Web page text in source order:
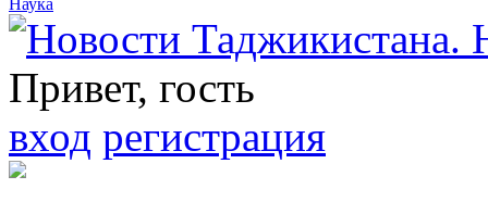
Наука
Привет, гость
вход регистрация